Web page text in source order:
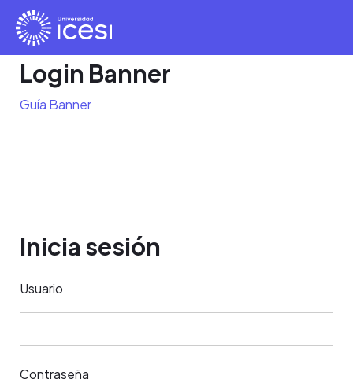
Login Banner
Guía Banner
Inicia sesión
Usuario
Contraseña